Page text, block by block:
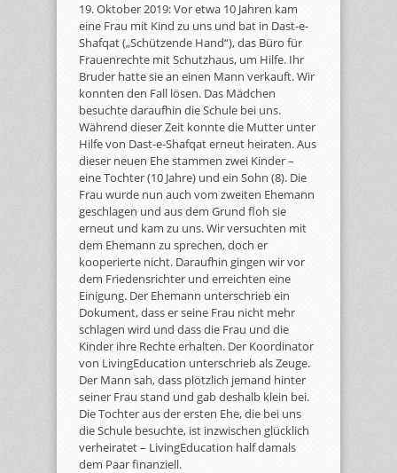
19. Oktober 2019: Vor etwa 10 Jahren kam
eine Frau mit Kind zu uns und bat in Dast-e-
Shafqat („Schützende Hand“), das Büro für
Frauenrechte mit Schutzhaus, um Hilfe. Ihr
Bruder hatte sie an einen Mann verkauft. Wir
konnten den Fall lösen. Das Mädchen
besuchte daraufhin die Schule bei uns.
Während dieser Zeit konnte die Mutter unter
Hilfe von Dast-e-Shafqat erneut heiraten. Aus
dieser neuen Ehe stammen zwei Kinder –
eine Tochter (10 Jahre) und ein Sohn (8). Die
Frau wurde nun auch vom zweiten Ehemann
geschlagen und aus dem Grund floh sie
erneut und kam zu uns. Wir versuchten mit
dem Ehemann zu sprechen, doch er
kooperierte nicht. Daraufhin gingen wir vor
dem Friedensrichter und erreichten eine
Einigung. Der Ehemann unterschrieb ein
Dokument, dass er seine Frau nicht mehr
schlagen wird und dass die Frau und die
Kinder ihre Rechte erhalten. Der Koordinator
von LivingEducation unterschrieb als Zeuge.
Der Mann sah, dass plötzlich jemand hinter
seiner Frau stand und gab deshalb klein bei.
Die Tochter aus der ersten Ehe, die bei uns
die Schule besuchte, ist inzwischen glücklich
verheiratet – LivingEducation half damals
dem Paar finanziell.